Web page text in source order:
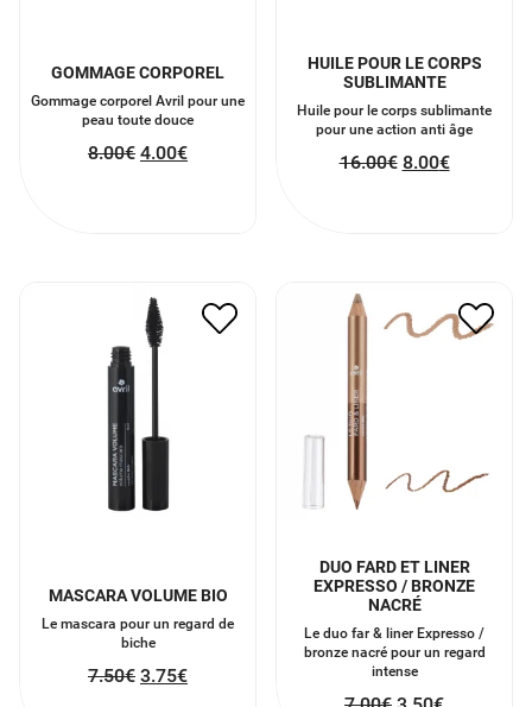
GOMMAGE CORPOREL
Gommage corporel Avril pour une
peau toute douce
8.00€ 4.00€
HUILE POUR LE CORPS
SUBLIMANTE
Huile pour le corps sublimante
pour une action anti âge
16.00€ 8.00€
3.75
MASCARA VOLUME BIO
Le mascara pour un regard de
biche
7.50€ 3.75€
7.00 € 3.50 €
DUO FARD ET LINER
EXPRESSO / BRONZE
NACRÉ
Le duo far & liner Expresso /
bronze nacré pour un regard
intense